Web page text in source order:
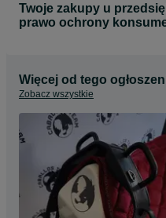
Twoje zakupy u
prawo ochrony
Więcej od tego
Zobacz wszystkie